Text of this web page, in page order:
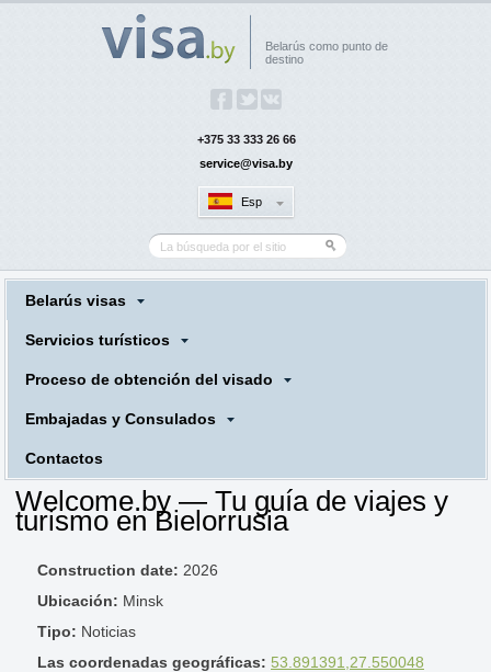
Belarús como punto de
destino
+375 33 333 26 66
service@visa.by
Esp
Belarús visas
Servicios turísticos
Proceso de obtención del visado
Embajadas y Consulados
Contactos
Welcome.by — Tu guía de viajes y
turismo en Bielorrusia
Construction date: 2026
Ubicación: Minsk
Tipo: Noticias
Las coordenadas geográficas: 53.891391,27.550048